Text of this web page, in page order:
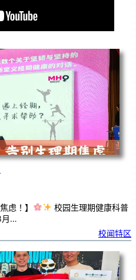
虑！】
校园生理期健康科普
月…
校闻特区